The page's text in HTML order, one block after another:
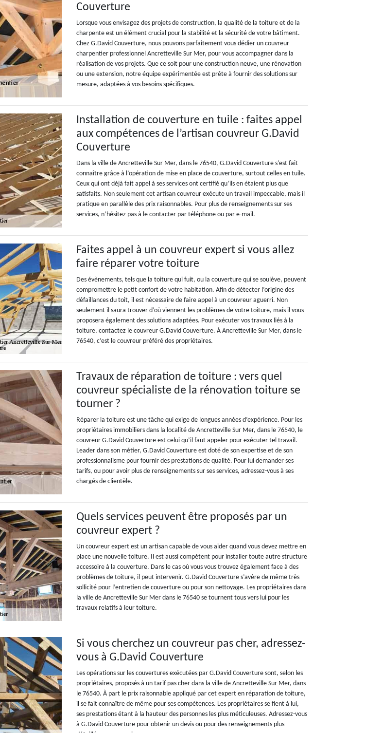
Couverture
Lorsque vous envisagez des projets de construction, la qualité de la toiture et de la
charpente est un élément crucial pour la stabilité et la sécurité de votre bâtiment.
Chez G.David Couverture, nous pouvons parfaitement vous dédier un couvreur
charpentier professionnel Ancretteville Sur Mer, pour vous accompagner dans la
réalisation de vos projets. Que ce soit pour une construction neuve, une rénovation
ou une extension, notre équipe expérimentée est prête à fournir des solutions sur
mesure, adaptées à vos besoins spécifiques.
Installation de couverture en tuile : faites appel
aux compétences de l’artisan couvreur G.David
Couverture
Dans la ville de Ancretteville Sur Mer, dans le 76540, G.David Couverture s’est fait
connaître grâce à l’opération de mise en place de couverture, surtout celles en tuile.
Ceux qui ont déjà fait appel à ses services ont certifié qu’ils en étaient plus que
satisfaits. Non seulement cet artisan couvreur exécute un travail impeccable, mais il
pratique en parallèle des prix raisonnables. Pour plus de renseignements sur ses
services, n’hésitez pas à le contacter par téléphone ou par e-mail.
Faites appel à un couvreur expert si vous allez
faire réparer votre toiture
Des évènements, tels que la toiture qui fuit, ou la couverture qui se soulève, peuvent
compromettre le petit confort de votre habitation. Afin de détecter l’origine des
défaillances du toit, il est nécessaire de faire appel à un couvreur aguerri. Non
seulement il saura trouver d’où viennent les problèmes de votre toiture, mais il vous
proposera également des solutions adaptées. Pour exécuter vos travaux liés à la
toiture, contactez le couvreur G.David Couverture. À Ancretteville Sur Mer, dans le
76540, c’est le couvreur préféré des propriétaires.
Travaux de réparation de toiture : vers quel
couvreur spécialiste de la rénovation toiture se
tourner ?
Réparer la toiture est une tâche qui exige de longues années d’expérience. Pour les
propriétaires immobiliers dans la localité de Ancretteville Sur Mer, dans le 76540, le
couvreur G.David Couverture est celui qu’il faut appeler pour exécuter tel travail.
Leader dans son métier, G.David Couverture est doté de son expertise et de son
professionnalisme pour fournir des prestations de qualité. Pour lui demander ses
tarifs, ou pour avoir plus de renseignements sur ses services, adressez-vous à ses
chargés de clientèle.
Quels services peuvent être proposés par un
couvreur expert ?
Un couvreur expert est un artisan capable de vous aider quand vous devez mettre en
place une nouvelle toiture. Il est aussi compétent pour installer toute autre structure
accessoire à la couverture. Dans le cas où vous vous trouvez également face à des
problèmes de toiture, il peut intervenir. G.David Couverture s’avère de même très
sollicité pour l’entretien de couverture ou pour son nettoyage. Les propriétaires dans
la ville de Ancretteville Sur Mer dans le 76540 se tournent tous vers lui pour les
travaux relatifs à leur toiture.
Si vous cherchez un couvreur pas cher, adressez-
vous à G.David Couverture
Les opérations sur les couvertures exécutées par G.David Couverture sont, selon les
propriétaires, proposés à un tarif pas cher dans la ville de Ancretteville Sur Mer, dans
le 76540. À part le prix raisonnable appliqué par cet expert en réparation de toiture,
il se fait connaître de même pour ses compétences. Les propriétaires se fient à lui,
ses prestations étant à la hauteur des personnes les plus méticuleuses. Adressez-vous
à G.David Couverture pour obtenir un devis ou pour des renseignements plus